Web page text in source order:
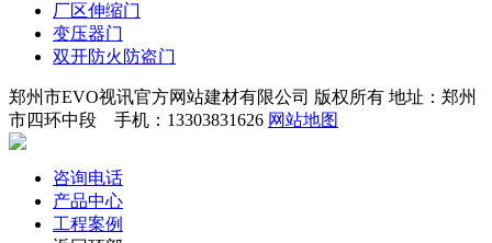
厂区伸缩门
变压器门
双开防火防盗门
郑州市EVO视讯官方网站建材有限公司 版权所有 地址：郑州
市四环中段 手机：13303831626 网站地图
咨询电话
产品中心
工程案例